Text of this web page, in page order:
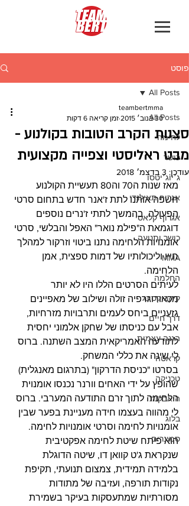
פוסט
All Posts
לחימה
כושר
ג׳יוג׳יטסו
אגרוף תאילנדי
אגרוף קלאסי
כושר ותנועה
MMA
החלמה
קיקבוקסינג
דרך חיים
הגנה עצמית
קראטה
טכניקה
היאבקות
בלוג
סמינרים
All Posts
סצנות הקרב הטובות בקולנוע -
מבט ראליסטי וצפייה מקצועית
teambertmma
30 בנוב׳ 2015
זמן קריאה 6 דקות
עודכן: 3 בדצמ׳ 2018
מאז שנות ה70 וה80 תעשיית הקולנוע
חשפה אותנו לתת ז'אנר חדש בתחום סרטי
הפעולה. בהמשך לתתי ז'נרים נוספים
דוגמאת ה"פילמ נואר" האפל והבלשי, סרטי
אומנויות הלחימה נתנו ביטוי וזרקור למהלך
חייו וליכולותיו של דמות ספצית, אמן
הלחימה.
לעיתים הסרטים הללו היו לא יותר
מכאורוגרפיה זולה ושילוב של מאפיינים
גזעניים ביחס לעמים ותרבויות מזרחיות,
אבל עם כניסתו של שחקן אלמוני יחסית
לתודעה האמריקאית המצב השתנה. ברוס
לי שינה את כללי המשחק.
בסרטו "כניסת הדרקון" (בתרגום מאנגלית)
שהופץ על ידי האחים וורנר נכנסו אומנוית
הלחימה לתוך זרם התודעה המערבי. ברוס
לי מהווה בעצמו חידה מעניינת בפער שבין
אומנויות לחימה וסרטי אומנויות לחימה.
הוא פיתח שיטת לחימה אפקטיבית
שנקראת ג'ט קוואן דו, שיטה הדוגלת
בלמידה תמידית, צמצום תנועתי, תקיפת
נקודות תורפה, ועזיבה של מתודות
מסורתיות שמתעסקות בעיקר בשמירת